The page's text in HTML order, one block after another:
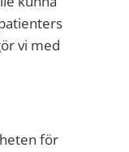
vi med
för